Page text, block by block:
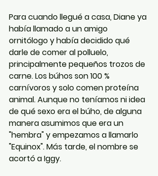
Para cuando llegué a casa, Diane ya
había llamado a un amigo
ornitólogo y había decidido qué
darle de comer al polluelo,
principalmente pequeños trozos de
carne. Los búhos son 100 %
carnívoros y solo comen proteína
animal. Aunque no teníamos ni idea
de qué sexo era el búho, de alguna
manera asumimos que era un
"hembra" y empezamos a llamarlo
"Equinox". Más tarde, el nombre se
acortó a Iggy.